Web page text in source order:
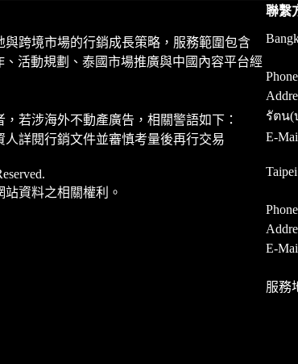
跨境市場的行銷成長策略，服務範圍包含
活動規劃、泰國市場推廣與中國內容平台經
若涉海外不動產廣告，相關警語如下：
詳閱行銷文件並審慎考量後再行交易
資料之相關權利。
聯繫
รัตน(
E-
E-
服務